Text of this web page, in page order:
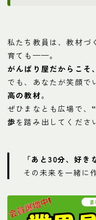
私たち教員は、教材づ
育ても——。
がんばり屋だからこそ
でも、あなたが笑顔
高の教材。
ぜひまなとも広場で、
歩を踏み出してくださ
「あと30分、好き
その未来を一緒に